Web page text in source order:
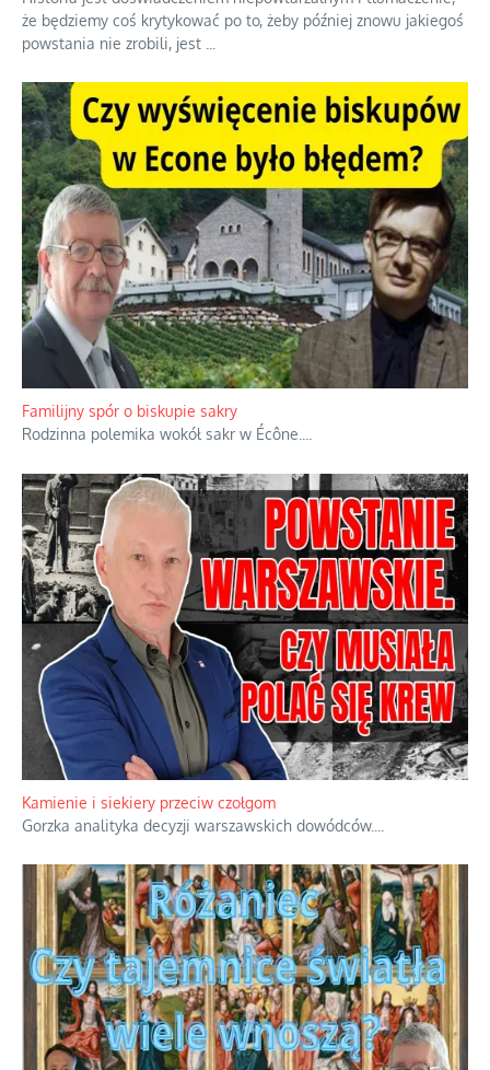
że będziemy coś krytykować po to, żeby później znowu jakiegoś
powstania nie zrobili, jest
Familijny spór o biskupie sakry
Rodzinna polemika wokół sakr w Écône.
Kamienie i siekiery przeciw czołgom
Gorzka analityka decyzji warszawskich dowódców.